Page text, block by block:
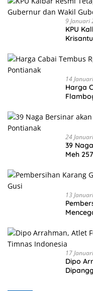
9 Januari
KPU
14
Harga
24
39
Meh
13
17
Dipo